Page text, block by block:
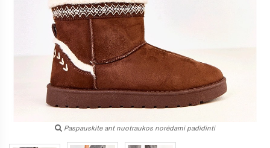
Paspauskite ant nuotraukos norėdami padidinti